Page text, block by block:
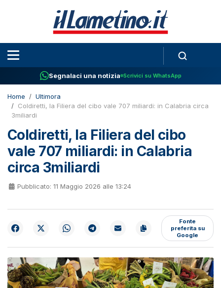
Segnalaci una notizia Scrivici su WhatsApp
Home
Ultimora
Coldiretti, la Filiera del cibo vale 707 miliardi: in Calabria circa
3miliardi
Coldiretti, la Filiera del cibo
vale 707 miliardi: in Calabria
circa 3miliardi
Pubblicato: 11 Maggio 2026 alle 13:24
Fonte
preferita su
Google